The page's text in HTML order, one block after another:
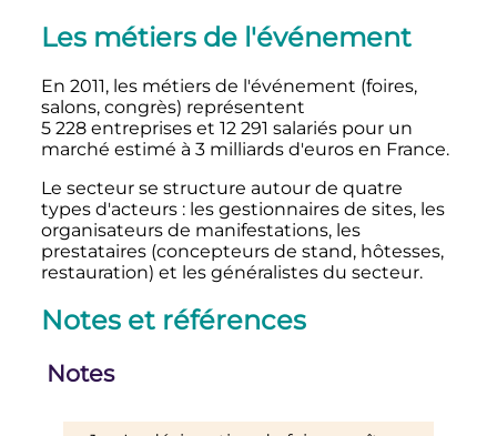
Les métiers de l'événement
En 2011, les métiers de l'événement (foires,
salons, congrès) représentent
5 228 entrepriseset 12 291 salariéspour un
marché estimé à 3 milliards d'euros en France.
Le secteur se structure autour de quatre
types d'acteurs : les gestionnaires de sites, les
organisateurs de manifestations, les
prestataires (concepteurs de stand, hôtesses,
restauration) et les généralistes du secteur.
Notes et références
Notes